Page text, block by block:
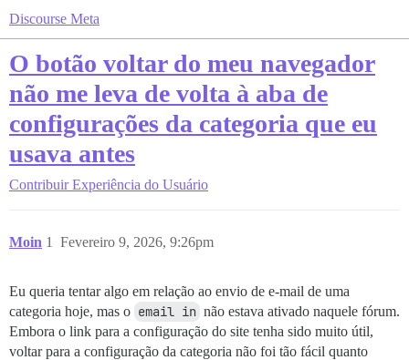
Discourse Meta
O botão voltar do meu navegador
não me leva de volta à aba de
configurações da categoria que eu
usava antes
Contribuir Experiência do Usuário
Moin Fevereiro 9, 2026, 9:26pm
1
Eu queria tentar algo em relação ao envio de e-mail de uma
categoria hoje, mas o email in não estava ativado naquele fórum.
Embora o link para a configuração do site tenha sido muito útil,
voltar para a configuração da categoria não foi tão fácil quanto